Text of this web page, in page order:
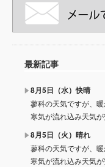
最新記事
8月5日（水）快晴
蓼科の天気ですが、
寒気が流れ込み天気
8月5日（火）晴れ
蓼科の天気ですが、
寒気が流れ込み天気